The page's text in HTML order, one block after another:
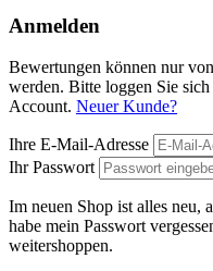
Anmelden
Bewertungen können nur
werden. Bitte loggen Sie
Account. Neuer Kunde?
Ihre E-Mail-Adresse
Ihr Passwort
Im neuen Shop ist alles neu,
habe mein Passwort
weitershoppen.